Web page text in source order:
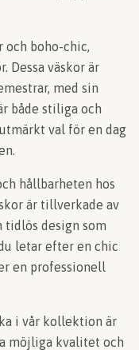
och boho-chic,
Dessa väskor är
med sin
både stiliga och
val för en dag
hållbarheten hos
är tillverkade av
tidlös design som
letar efter en chic
en professionell
i vår kollektion är
möjliga kvalitet och